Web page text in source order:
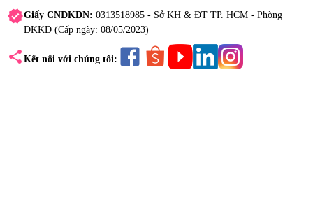
verifiedGiấy CNĐKDN: 0313518985 - Sở KH & ĐT TP. HCM - Phòng
ĐKKD (Cấp ngày: 08/05/2023)
share Kết nối với chúng tôi: